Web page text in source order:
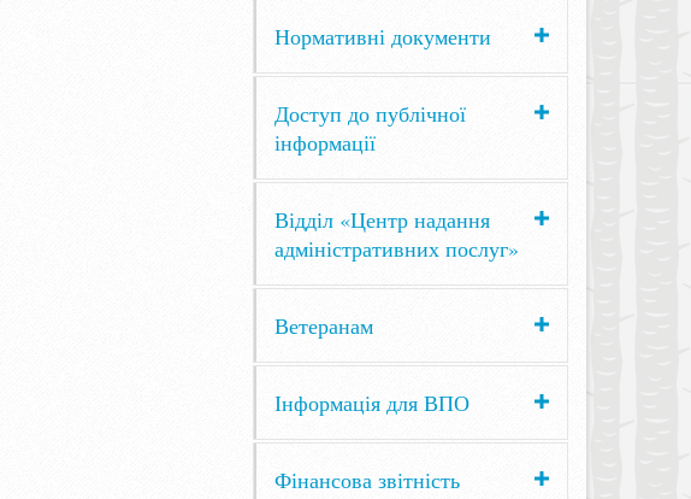
Нормативні документи
Доступ до публічної
інформації
Відділ «Центр надання
адміністративних послуг»
Ветеранам
Інформація для ВПО
Фінансова звітність